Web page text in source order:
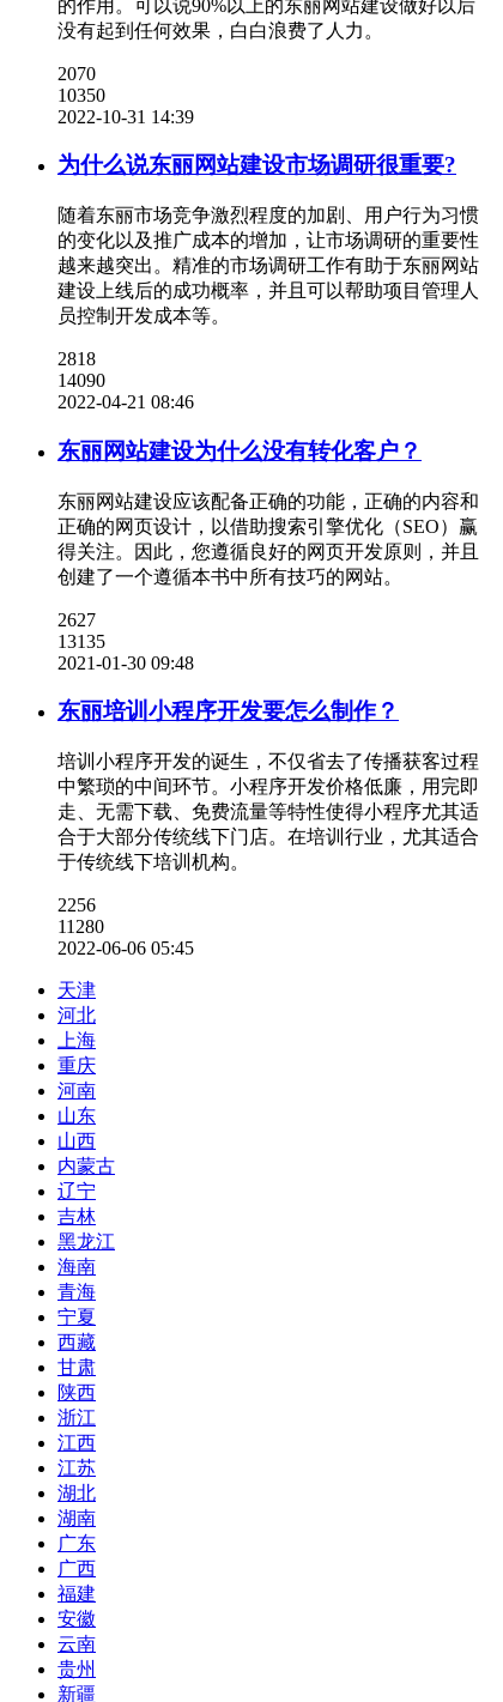
的作用。可以说90%以上的东丽网站建设做好以后
没有起到任何效果，白白浪费了人力。
2070
10350
2022-10-31 14:39
为什么说东丽网站建设市场调研很重要?
随着东丽市场竞争激烈程度的加剧、用户行为习惯
的变化以及推广成本的增加，让市场调研的重要性
越来越突出。精准的市场调研工作有助于东丽网站
建设上线后的成功概率，并且可以帮助项目管理人
员控制开发成本等。
2818
14090
2022-04-21 08:46
东丽网站建设为什么没有转化客户？
东丽网站建设应该配备正确的功能，正确的内容和
正确的网页设计，以借助搜索引擎优化（SEO）赢
得关注。因此，您遵循良好的网页开发原则，并且
创建了一个遵循本书中所有技巧的网站。
2627
13135
2021-01-30 09:48
东丽培训小程序开发要怎么制作？
培训小程序开发的诞生，不仅省去了传播获客过程
中繁琐的中间环节。小程序开发价格低廉，用完即
走、无需下载、免费流量等特性使得小程序尤其适
合于大部分传统线下门店。在培训行业，尤其适合
于传统线下培训机构。
2256
11280
2022-06-06 05:45
天津
河北
上海
重庆
河南
山东
山西
内蒙古
辽宁
吉林
黑龙江
海南
青海
宁夏
西藏
甘肃
陕西
浙江
江西
江苏
湖北
湖南
广东
广西
福建
安徽
云南
贵州
新疆